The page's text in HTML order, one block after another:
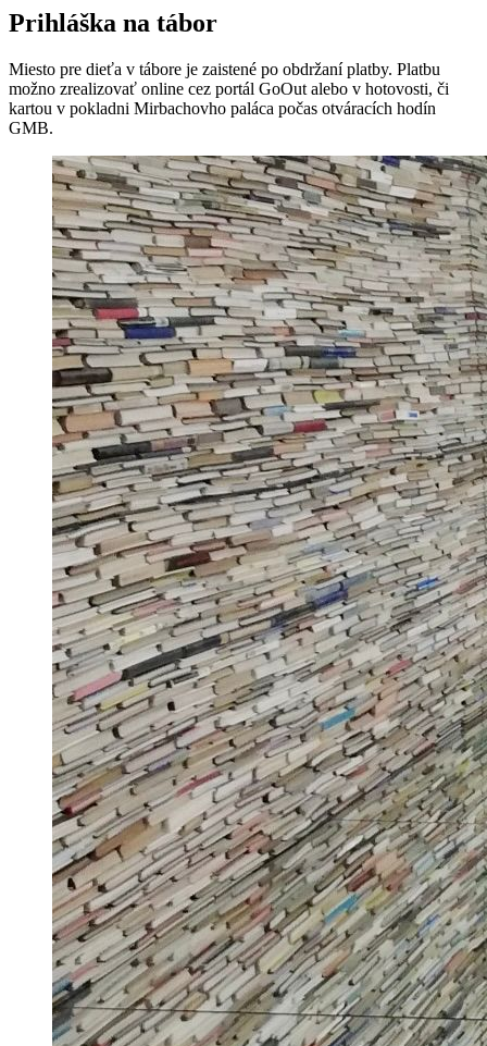
Prihláška na tábor
Miesto pre dieťa v tábore je zaistené po obdržaní platby. Platbu
možno zrealizovať online cez portál GoOut alebo v hotovosti, či
kartou v pokladni Mirbachovho paláca počas otváracích hodín
GMB.